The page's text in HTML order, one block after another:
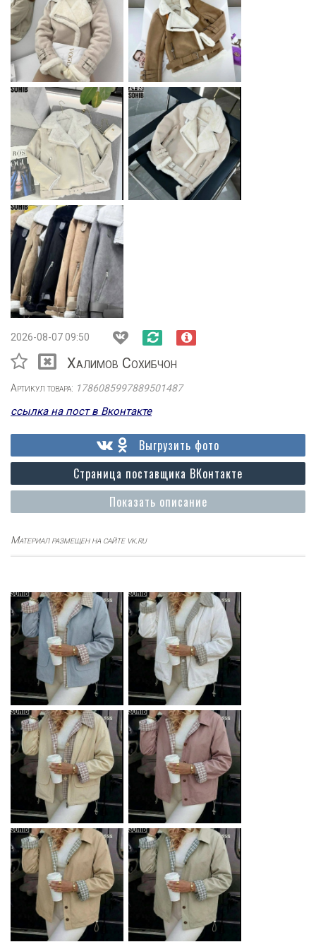
2026-08-07 09:50
Халимов Сохибчон
Артикул товара: 1786085997889501487
ссылка на пост в Вконтакте
Показать описание
Страница поставщика ВКонтакте
Выгрузить фото
Материал размещен на сайте vk.ru